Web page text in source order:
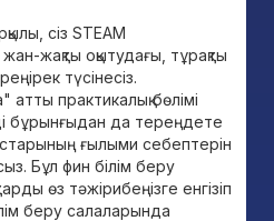
сіз STEAM
жақты оқытудағы, тұрақты
түсінесіз.
практикалық бөлімі
бұрынғыдан да тереңдете
ғылыми себептерін
Бұл фин білім беру
өз тәжірибеңізге енгізіп
беру салаларында